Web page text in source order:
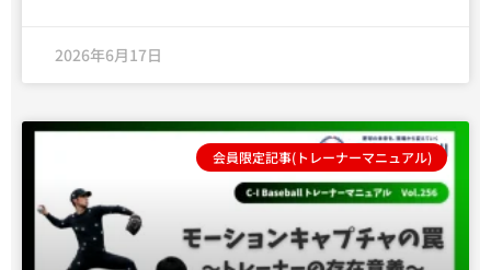
2026年6月17日
会員限定記事(トレーナーマニュアル)